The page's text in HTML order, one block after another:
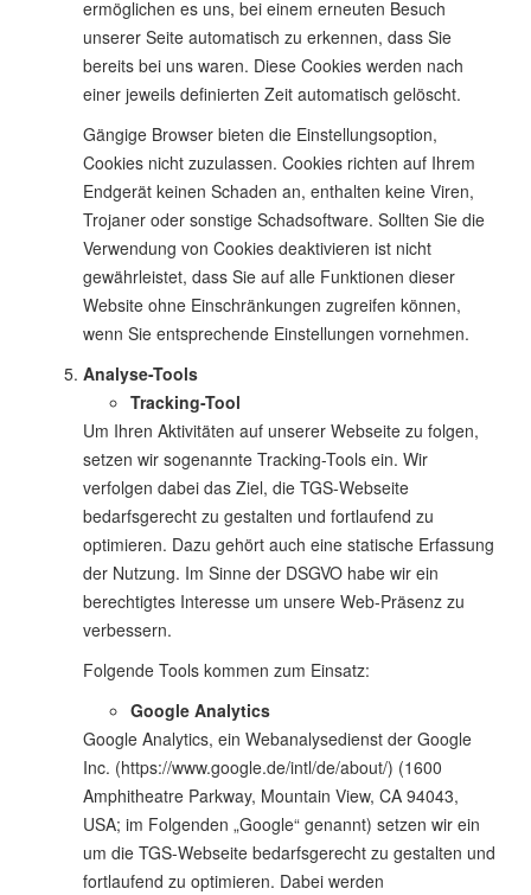
ermöglichen es uns, bei einem erneuten Besuch
unserer Seite automatisch zu erkennen, dass Sie
bereits bei uns waren. Diese Cookies werden nach
einer jeweils definierten Zeit automatisch gelöscht.
Gängige Browser bieten die Einstellungsoption,
Cookies nicht zuzulassen. Cookies richten auf Ihrem
Endgerät keinen Schaden an, enthalten keine Viren,
Trojaner oder sonstige Schadsoftware. Sollten Sie die
Verwendung von Cookies deaktivieren ist nicht
gewährleistet, dass Sie auf alle Funktionen dieser
Website ohne Einschränkungen zugreifen können,
wenn Sie entsprechende Einstellungen vornehmen.
Analyse-Tools
Tracking-Tool
Um Ihren Aktivitäten auf unserer Webseite zu folgen,
setzen wir sogenannte Tracking-Tools ein. Wir
verfolgen dabei das Ziel, die TGS-Webseite
bedarfsgerecht zu gestalten und fortlaufend zu
optimieren. Dazu gehört auch eine statische Erfassung
der Nutzung. Im Sinne der DSGVO habe wir ein
berechtigtes Interesse um unsere Web-Präsenz zu
verbessern.
Folgende Tools kommen zum Einsatz:
Google Analytics
Google Analytics, ein Webanalysedienst der Google
Inc. (https://www.google.de/intl/de/about/) (1600
Amphitheatre Parkway, Mountain View, CA 94043,
USA; im Folgenden „Google“ genannt) setzen wir ein
um die TGS-Webseite bedarfsgerecht zu gestalten und
fortlaufend zu optimieren. Dabei werden